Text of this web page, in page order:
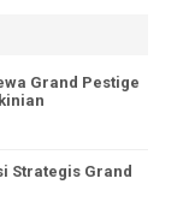
Grand Pestige
Strategis Grand